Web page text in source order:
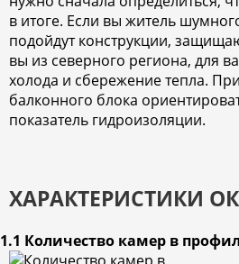
в итоге. Если вы житель
подойдут конструкции,
вы из северного региона, для
холода и сбережение тепла.
балконного блока
показатель гидроизоляции.
ХАРАКТЕРИСТИКИ
1.1 Количество камер в